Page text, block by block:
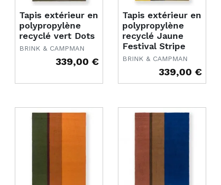
Tapis extérieur en
polypropylène
recyclé vert Dots
BRINK & CAMPMAN
339,00 €
Tapis extérieur en
polypropylène
recyclé Jaune
Festival Stripe
BRINK & CAMPMAN
339,00 €